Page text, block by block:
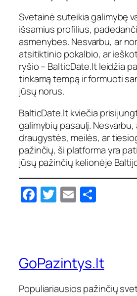
Svetainė suteikia galimybę
išsamius profilius,
asmenybes. Nesvarbu, ar
atsitiktinio pokalbio, ar
ryšio – BalticDate.lt leidžia
tinkamą tempą ir formuoti
jūsų norus.
BalticDate.lt kviečia
galimybių pasaulį.
draugystės, meilės, ar
pažinčių, ši platforma yra
jūsų pažinčių kelionėje
Facebook
Twitter
Email
GoPazintys.lt
Populiariausios pažinčių